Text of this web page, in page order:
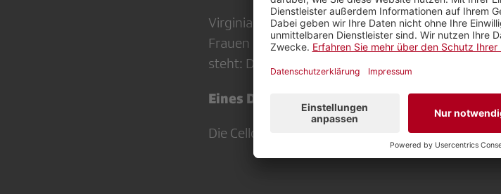
Virginia Woolf «Ein Zimmer für sich allein» -
Frauen beeindruckt mich in seiner Reduktion auf
steht: Das Private ist politisch
Eines Deiner persönlichen
Die Cello-Sonaten von Johann Sebastian Bach.